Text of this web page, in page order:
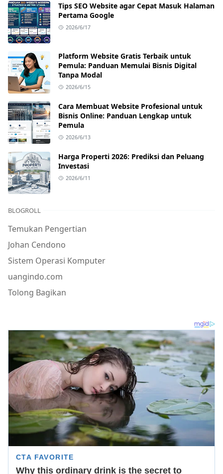
Tips SEO Website agar Cepat Masuk Halaman
Pertama Google
2026/6/17
Platform Website Gratis Terbaik untuk
Pemula: Panduan Memulai Bisnis Digital
Tanpa Modal
2026/6/15
Cara Membuat Website Profesional untuk
Bisnis Online: Panduan Lengkap untuk
Pemula
2026/6/13
Harga Properti 2026: Prediksi dan Peluang
Investasi
2026/6/11
BLOGROLL
Temukan Pengertian
Johan Cendono
Sistem Operasi Komputer
uangindo.com
Tolong Bagikan